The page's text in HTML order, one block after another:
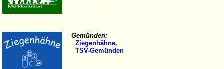
Gemünden:
Ziegenhähne,
TSV-Gemünden